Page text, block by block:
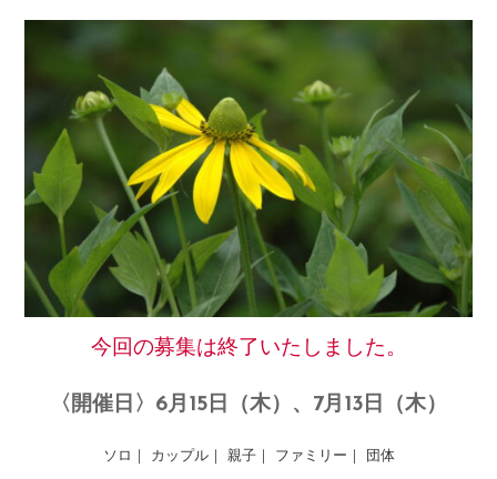
今回の募集は終了いたしました。
〈開催日〉6月15日（木）、7月13日（木）
ソロ｜ カップル｜ 親子｜ ファミリー｜ 団体